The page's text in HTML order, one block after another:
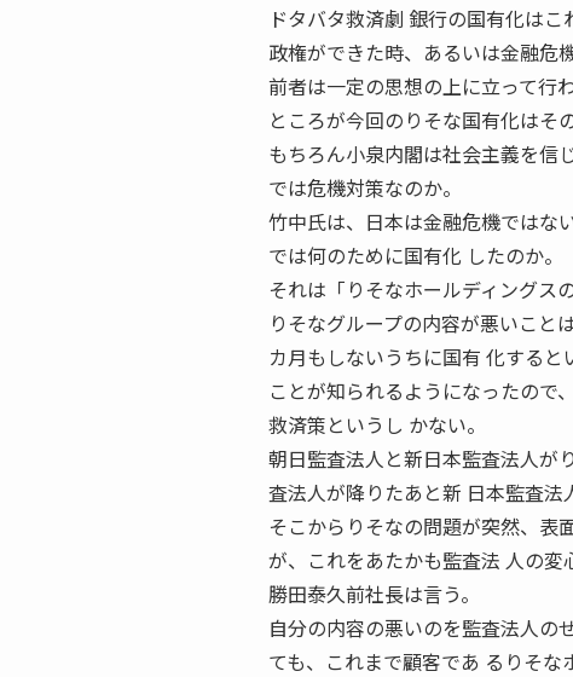
ドタバタ救済劇 銀行の国有化は
政権ができた時、あるいは金融危
前者は一定の思想の上に立って行
ところが今回のりそな国有化はそ
もちろん小泉内閣は社会主義を信
では危機対策なのか。
竹中氏は、日本は金融危機ではな
では何のために国有化 したのか。
それは「りそなホールディングス
りそなグループの内容が悪いこと
カ月もしないうちに国有 化する
ことが知られるようになったので
救済策というし かない。
朝日監査法人と新日本監査法人が
査法人が降りたあと新 日本監査法
そこからりそなの問題が突然、表
が、これをあたかも監査法 人の
勝田泰久前社長は言う。
自分の内容の悪いのを監査法人の
ても、これまで顧客であ るりそな